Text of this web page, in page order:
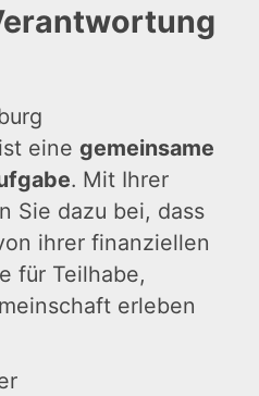
eine gemeinsame
. Mit Ihrer
Sie dazu bei, dass
ihrer finanziellen
für Teilhabe,
erleben